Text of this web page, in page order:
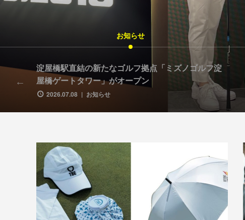
お知らせ
淀屋橋駅直結の新たなゴルフ拠点「ミズノゴルフ淀
屋橋ゲートタワー」がオープン
2026.07.08 お知らせ